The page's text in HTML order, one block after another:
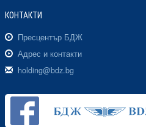
КОНТАКТИ
Пресцентър БДЖ
Адрес и контакти
holding@bdz.bg